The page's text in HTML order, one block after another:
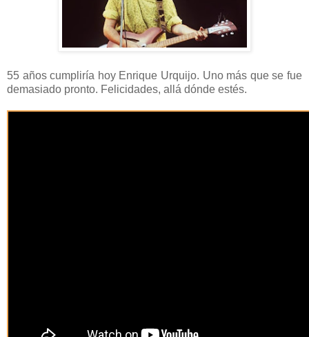
55 años cumpliría hoy Enrique Urquijo. Uno más que se fue
demasiado pronto. Felicidades, allá dónde estés.